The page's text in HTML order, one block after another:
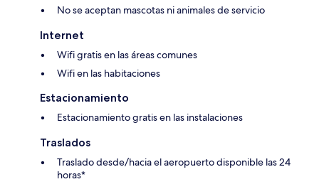
No se aceptan mascotas ni animales de servicio
Internet
Wifi gratis en las áreas comunes
Wifi en las habitaciones
Estacionamiento
Estacionamiento gratis en las instalaciones
Traslados
Traslado desde/hacia el aeropuerto disponible las 24
horas*